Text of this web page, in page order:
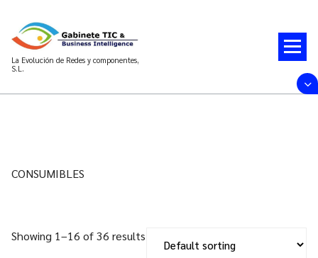
contenido
La Evolución de Redes y componentes,
S.L.
CONSUMIBLES
Showing 1–16 of 36 results